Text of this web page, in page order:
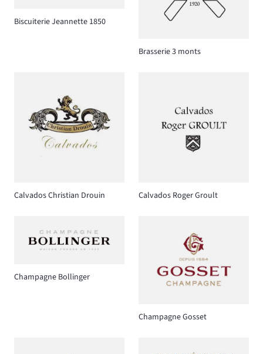
Biscuiterie Jeannette 1850
Brasserie 3 monts
Calvados Christian Drouin Calvados Roger Groult
Champagne Bollinger
Champagne Gosset